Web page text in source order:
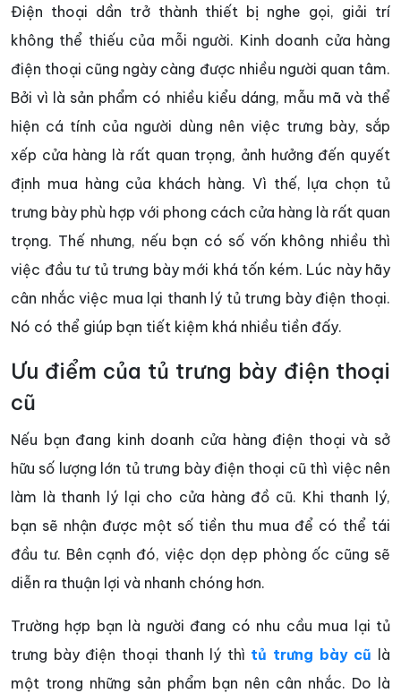
Điện thoại dần trở thành thiết bị nghe gọi, giải trí
không thể thiếu của mỗi người. Kinh doanh cửa hàng
điện thoại cũng ngày càng được nhiều người quan tâm.
Bởi vì là sản phẩm có nhiều kiểu dáng, mẫu mã và thể
hiện cá tính của người dùng nên việc trưng bày, sắp
xếp cửa hàng là rất quan trọng, ảnh hưởng đến quyết
định mua hàng của khách hàng. Vì thế, lựa chọn tủ
trưng bày phù hợp với phong cách cửa hàng là rất quan
trọng. Thế nhưng, nếu bạn có số vốn không nhiều thì
việc đầu tư tủ trưng bày mới khá tốn kém. Lúc này hãy
cân nhắc việc mua lại thanh lý tủ trưng bày điện thoại.
Nó có thể giúp bạn tiết kiệm khá nhiều tiền đấy.
Ưu điểm của tủ trưng bày điện thoại
cũ
Nếu bạn đang kinh doanh cửa hàng điện thoại và sở
hữu số lượng lớn tủ trưng bày điện thoại cũ thì việc nên
làm là thanh lý lại cho cửa hàng đồ cũ. Khi thanh lý,
bạn sẽ nhận được một số tiền thu mua để có thể tái
đầu tư. Bên cạnh đó, việc dọn dẹp phòng ốc cũng sẽ
diễn ra thuận lợi và nhanh chóng hơn.
Trường hợp bạn là người đang có nhu cầu mua lại tủ
trưng bày điện thoại thanh lý thì tủ trưng bày cũ là
một trong những sản phẩm bạn nên cân nhắc. Do là